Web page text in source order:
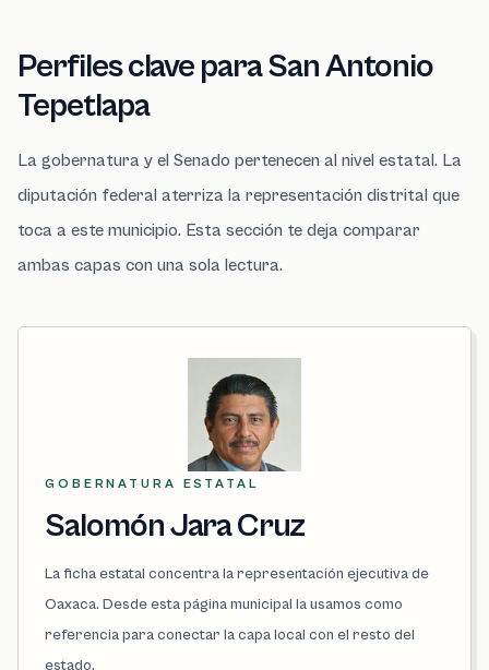
Perfiles clave para San Antonio
Tepetlapa
La gobernatura y el Senado pertenecen al nivel estatal. La
diputación federal aterriza la representación distrital que
toca a este municipio. Esta sección te deja comparar
ambas capas con una sola lectura.
GOBERNATURA ESTATAL
Salomón Jara Cruz
La ficha estatal concentra la representación ejecutiva de
Oaxaca. Desde esta página municipal la usamos como
referencia para conectar la capa local con el resto del
estado.